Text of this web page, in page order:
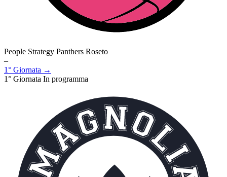
People Strategy Panthers Roseto
–
1° Giornata →
1° Giornata In programma